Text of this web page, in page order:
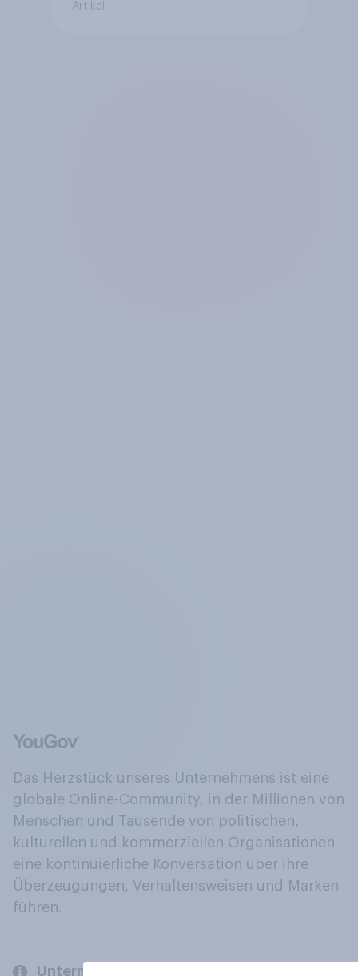
Artikel
Das Herzstück unseres Unternehmens ist eine
globale Online-Community, in der Millionen von
Menschen und Tausende von politischen,
kulturellen und kommerziellen Organisationen
eine kontinuierliche Konversation über ihre
Überzeugungen, Verhaltensweisen und Marken
führen.
Unternehmen